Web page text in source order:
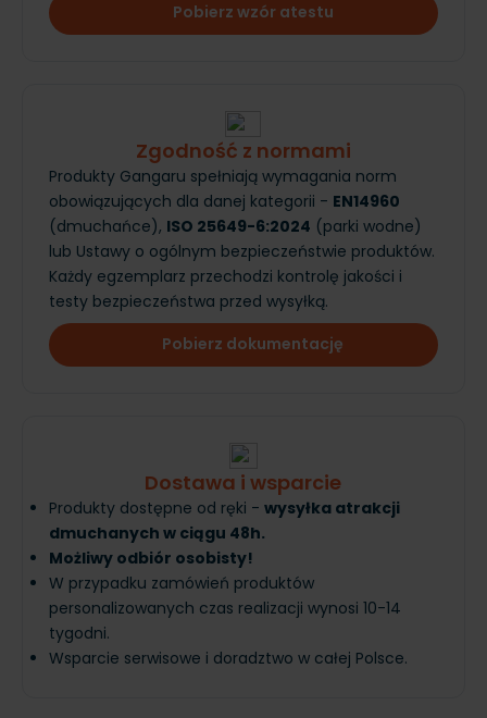
Pobierz wzór atestu
Zgodność z normami
Produkty Gangaru spełniają wymagania norm
obowiązujących dla danej kategorii - EN14960
(dmuchańce), ISO 25649-6:2024 (parki wodne)
lub Ustawy o ogólnym bezpieczeństwie produktów.
Każdy egzemplarz przechodzi kontrolę jakości i
testy bezpieczeństwa przed wysyłką.
Pobierz dokumentację
Dostawa i wsparcie
Produkty dostępne od ręki - wysyłka atrakcji
dmuchanych w ciągu 48h.
Możliwy odbiór osobisty!
W przypadku zamówień produktów
personalizowanych czas realizacji wynosi 10-14
tygodni.
Wsparcie serwisowe i doradztwo w całej Polsce.